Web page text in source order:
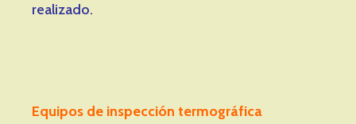
realizado.
Equipos de inspección termográfica